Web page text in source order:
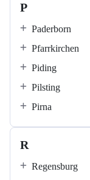
P
Paderborn
Pfarrkirchen
Piding
Pilsting
Pirna
R
Regensburg